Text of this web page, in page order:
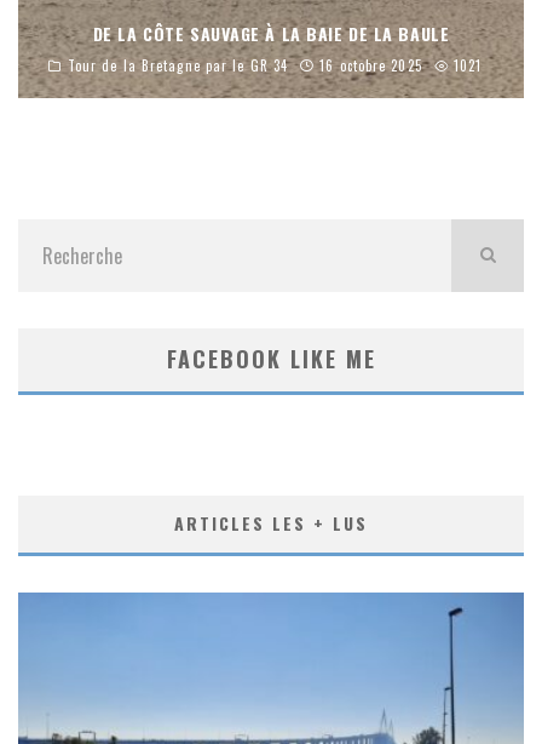
DE LA CÔTE SAUVAGE À LA BAIE DE LA BAULE
Tour de la Bretagne par le GR 34 16 octobre 2025 1021
FACEBOOK LIKE ME
ARTICLES LES + LUS